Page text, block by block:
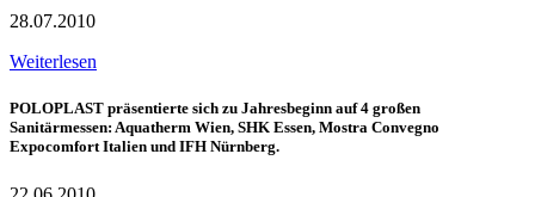
28.07.2010
Weiterlesen
POLOPLAST präsentierte sich zu Jahresbeginn auf 4 großen
Sanitärmessen: Aquatherm Wien, SHK Essen, Mostra Convegno
Expocomfort Italien und IFH Nürnberg.